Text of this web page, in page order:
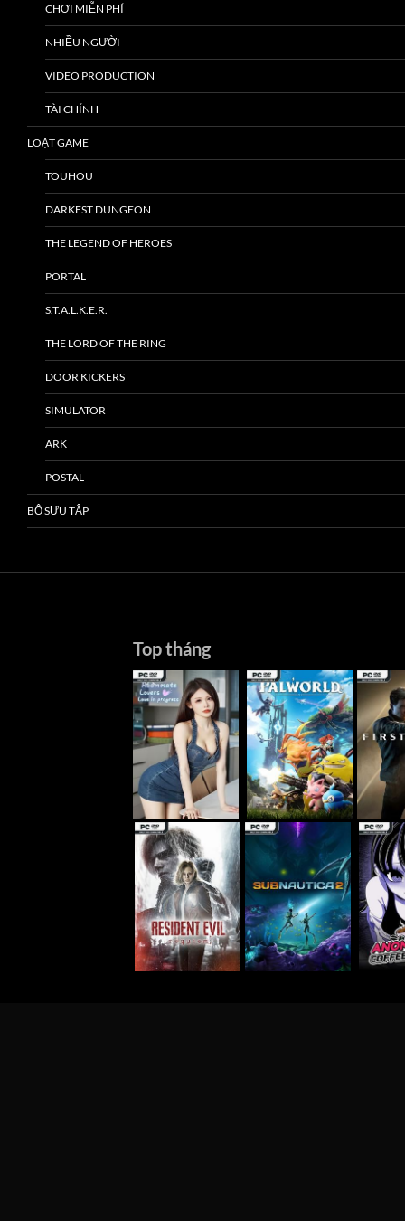
CHƠI MIỄN PHÍ
NHIỀU NGƯỜI
VIDEO PRODUCTION
TÀI CHÍNH
LOẠT GAME
TOUHOU
DARKEST DUNGEON
THE LEGEND OF HEROES
PORTAL
S.T.A.L.K.E.R.
THE LORD OF THE RING
DOOR KICKERS
SIMULATOR
ARK
POSTAL
BỘ SƯU TẬP
Top tháng